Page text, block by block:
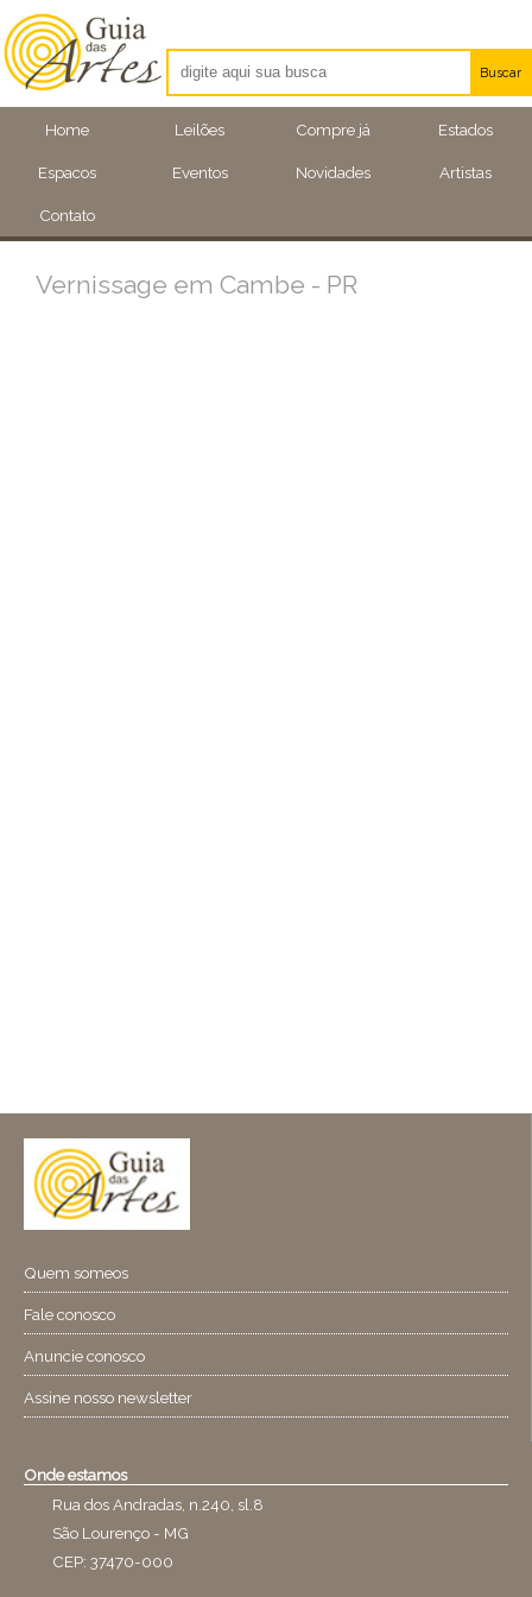
Home Leilões Compre já Estados
Espacos Eventos Novidades Artistas
Contato
Buscar
Artistas
Eventos
Vernissage em Cambe - PR
Quem someos
Fale conosco
Anuncie conosco
Assine nosso newsletter
Onde estamos
Rua dos Andradas, n.240, sl.8
São Lourenço - MG
CEP: 37470-000